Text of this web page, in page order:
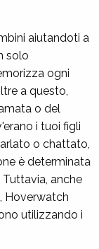
aiutandoti a
solo
ogni
a questo,
o del
i tuoi figli
o chattato,
è determinata
anche
Hoverwatch
utilizzando i